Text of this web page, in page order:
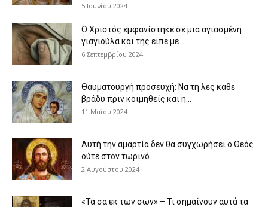
5 Ιουνίου 2024
Ο Χριστός εμφανίστηκε σε μια αγιασμένη
γιαγιούλα και της είπε με...
6 Σεπτεμβρίου 2024
Θαυματουργή προσευχή: Να τη λες κάθε
βράδυ πριν κοιμηθείς και η...
11 Μαΐου 2024
Αυτή την αμαρτία δεν θα συγχωρήσει ο Θεός
ούτε στον τωρινό...
2 Αυγούστου 2024
«Τα σα εκ των σων» – Τι σημαίνουν αυτά τα